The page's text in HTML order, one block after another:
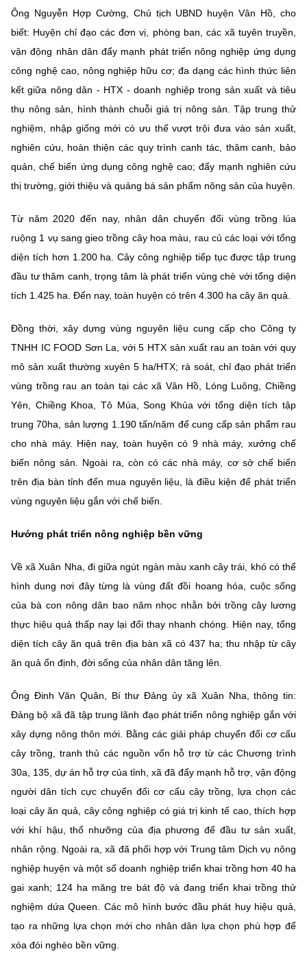
Ông Nguyễn Hợp Cường, Chủ tịch UBND huyện Vân Hồ, cho
biết: Huyện chỉ đạo các đơn vị, phòng ban, các xã tuyên truyền,
vận động nhân dân đẩy mạnh phát triển nông nghiệp ứng dụng
công nghệ cao, nông nghiệp hữu cơ; đa dạng các hình thức liên
kết giữa nông dân - HTX - doanh nghiệp trong sản xuất và tiêu
thụ nông sản, hình thành chuỗi giá trị nông sản. Tập trung thử
nghiệm, nhập giống mới có ưu thế vượt trội đưa vào sản xuất,
nghiên cứu, hoàn thiện các quy trình canh tác, thâm canh, bảo
quản, chế biến ứng dụng công nghệ cao; đẩy mạnh nghiên cứu
thị trường, giới thiệu và quảng bá sản phẩm nông sản của huyện.
Từ năm 2020 đến nay, nhân dân chuyển đổi vùng trồng lúa
ruộng 1 vụ sang gieo trồng cây hoa màu, rau củ các loại với tổng
diện tích hơn 1.200 ha. Cây công nghiệp tiếp tục được tập trung
đầu tư thâm canh, trọng tâm là phát triển vùng chè với tổng diện
tích 1.425 ha. Đến nay, toàn huyện có trên 4.300 ha cây ăn quả.
Đồng thời, xây dựng vùng nguyên liệu cung cấp cho Công ty
TNHH IC FOOD Sơn La, với 5 HTX sản xuất rau an toàn với quy
mô sản xuất thường xuyên 5 ha/HTX; rà soát, chỉ đạo phát triển
vùng trồng rau an toàn tại các xã Vân Hồ, Lóng Luông, Chiềng
Yên, Chiềng Khoa, Tô Múa, Song Khủa với tổng diện tích tập
trung 70ha, sản lượng 1.190 tấn/năm để cung cấp sản phẩm rau
cho nhà máy. Hiện nay, toàn huyện có 9 nhà máy, xưởng chế
biến nông sản. Ngoài ra, còn có các nhà máy, cơ sở chế biến
trên địa bàn tỉnh đến mua nguyên liệu, là điều kiện để phát triển
vùng nguyên liệu gắn với chế biến.
Hướng phát triển nông nghiệp bền vững
Về xã Xuân Nha, đi giữa ngút ngàn màu xanh cây trái, khó có thể
hình dung nơi đây từng là vùng đất đồi hoang hóa, cuộc sống
của bà con nông dân bao năm nhọc nhằn bởi trồng cây lương
thực hiệu quả thấp nay lại đổi thay nhanh chóng. Hiện nay, tổng
diện tích cây ăn quả trên địa bàn xã có 437 ha; thu nhập từ cây
ăn quả ổn định, đời sống của nhân dân tăng lên.
Ông Đinh Văn Quân, Bí thư Đảng ủy xã Xuân Nha, thông tin:
Đảng bộ xã đã tập trung lãnh đạo phát triển nông nghiệp gắn với
xây dựng nông thôn mới. Bằng các giải pháp chuyển đổi cơ cấu
cây trồng, tranh thủ các nguồn vốn hỗ trợ từ các Chương trình
30a, 135, dự án hỗ trợ của tỉnh, xã đã đẩy mạnh hỗ trợ, vận động
người dân tích cực chuyển đổi cơ cấu cây trồng, lựa chọn các
loại cây ăn quả, cây công nghiệp có giá trị kinh tế cao, thích hợp
với khí hậu, thổ nhưỡng của địa phương để đầu tư sản xuất,
nhân rộng. Ngoài ra, xã đã phối hợp với Trung tâm Dịch vụ nông
nghiệp huyện và một số doanh nghiệp triển khai trồng hơn 40 ha
gai xanh; 124 ha măng tre bát độ và đang triển khai trồng thử
nghiệm dứa Queen. Các mô hình bước đầu phát huy hiệu quả,
tạo ra những lựa chọn mới cho nhân dân lựa chọn phù hợp để
xóa đói nghèo bền vững.